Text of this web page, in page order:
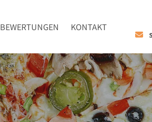
BEWERTUNGEN KONTAKT
